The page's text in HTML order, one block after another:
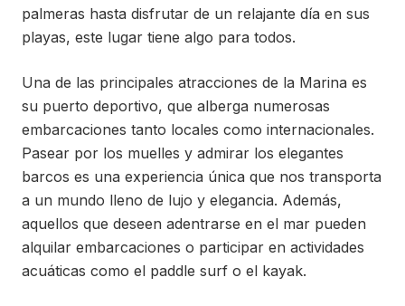
palmeras hasta disfrutar de un relajante día en sus
playas, este lugar tiene algo para todos.
Una de las principales atracciones de la Marina es
su puerto deportivo, que alberga numerosas
embarcaciones tanto locales como internacionales.
Pasear por los muelles y admirar los elegantes
barcos es una experiencia única que nos transporta
a un mundo lleno de lujo y elegancia. Además,
aquellos que deseen adentrarse en el mar pueden
alquilar embarcaciones o participar en actividades
acuáticas como el paddle surf o el kayak.